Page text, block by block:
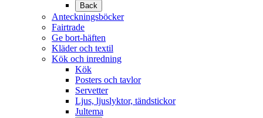
Back
Anteckningsböcker
Fairtrade
Ge bort-häften
Kläder och textil
Kök och inredning
Kök
Posters och tavlor
Servetter
Ljus, ljuslyktor, tändstickor
Jultema